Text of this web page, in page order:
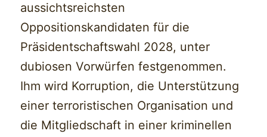
aussichtsreichsten
Oppositionskandidaten für die
Präsidentschaftswahl 2028, unter
dubiosen Vorwürfen festgenommen.
Ihm wird Korruption, die Unterstützung
einer terroristischen Organisation und
die Mitgliedschaft in einer kriminellen